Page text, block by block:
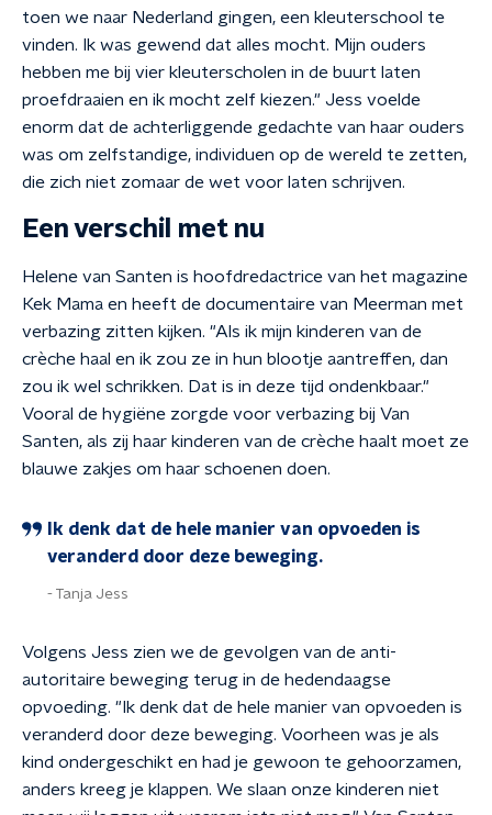
toen we naar Nederland gingen, een kleuterschool te
vinden. Ik was gewend dat alles mocht. Mijn ouders
hebben me bij vier kleuterscholen in de buurt laten
proefdraaien en ik mocht zelf kiezen." Jess voelde
enorm dat de achterliggende gedachte van haar ouders
was om zelfstandige, individuen op de wereld te zetten,
die zich niet zomaar de wet voor laten schrijven.
Een verschil met nu
Helene van Santen is hoofdredactrice van het magazine
Kek Mama en heeft de documentaire van Meerman met
verbazing zitten kijken. "Als ik mijn kinderen van de
crèche haal en ik zou ze in hun blootje aantreffen, dan
zou ik wel schrikken. Dat is in deze tijd ondenkbaar."
Vooral de hygiëne zorgde voor verbazing bij Van
Santen, als zij haar kinderen van de crèche haalt moet ze
blauwe zakjes om haar schoenen doen.
Ik denk dat de hele manier van opvoeden is
veranderd door deze beweging.
Tanja Jess
Volgens Jess zien we de gevolgen van de anti-
autoritaire beweging terug in de hedendaagse
opvoeding. " Ik denk dat de hele manier van opvoeden is
veranderd door deze beweging. Voorheen was je als
kind ondergeschikt en had je gewoon te gehoorzamen,
anders kreeg je klappen. We slaan onze kinderen niet